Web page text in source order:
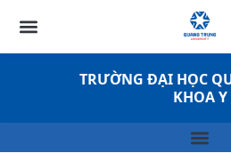
TRƯỜNG ĐẠI HỌC
KHOA Y